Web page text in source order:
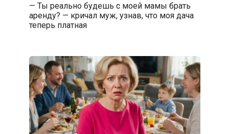
— Ты реально будешь с моей мамы брать
аренду? — кричал муж, узнав, что моя дача
теперь платная